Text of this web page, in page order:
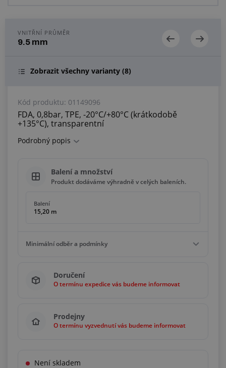
VNITŘNÍ PRŮMĚR
9.5 mm
Zobrazit všechny varianty (8)
Kód produktu: 01149096
FDA, 0,8bar, TPE, -20°C/+80°C (krátkodobě
+135°C), transparentní
Podrobný popis
Balení a množství
Produkt dodáváme výhradně v celých baleních.
Balení
15,20 m
Minimální odběr a podmínky
15,20 m
Násobky 15,20 m
Doručení
O termínu expedice vás budeme informovat
Prodejny
O termínu vyzvednutí vás budeme informovat
Není skladem